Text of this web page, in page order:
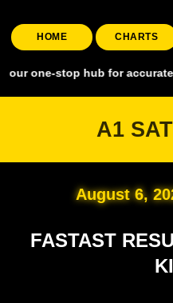
HOME CHARTS
hub for accurate and
A1
August 6,
FASTAST